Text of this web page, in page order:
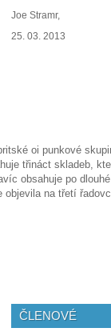
Joe Stramr,
25. 03. 2013
oi punkové
třináct skladeb,
obsahuje po
objevila na třetí
ČLENOVÉ